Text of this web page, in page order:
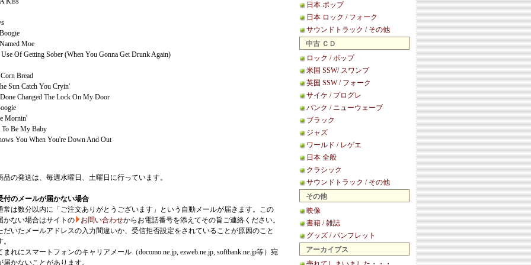
日本 ポップ
日本 ロック / フォーク
サウンドトラック / その他
中古 ＣＤ
ロック / ポップ
米国 SSW/ スワンプ
英国 SSW / フォーク
サイケ / プログレ
パンク / ニューウェーブ
ブラック
ジャズ
ワールド / レゲエ
日本 全般
クラシック
サウンドトラック / その他
その他
映像
書籍 / 雑誌
グッズ / パンフレット
アーカイブス
Moe
Of Getting Sober (When You Gonna Get Drunk Again)
Bread
Sun Catch You Cryin'
Changed The Lock On My Door
Mornin'
Be My Baby
You When You're Down And Out
の発送は、毎週水曜日、土曜日に行っています。
のメールが届かない場合
常は数分以内に「ご注文ありがとうございます」という自動メールが届きます。この
かない場合はサイトの
お問い合わせからお電話番号を添えてその旨ご連絡ください。
だいたメールアドレスの入力間違いか、受信拒否設定をされていることが原因のこと
れにスマートフォンのキャリアメール（docomo.ne.jp, ezweb.ne.jp, softbank.ne.jp等）宛
届かないことがあります。